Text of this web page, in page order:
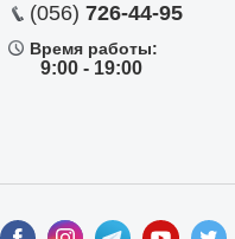
(056) 726-44-95
Время работы:
9:00 - 19:00